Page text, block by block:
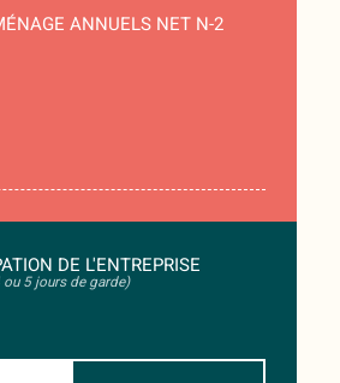
ANNUELS NET N-2
DE L'ENTREPRISE
5 jours de garde)